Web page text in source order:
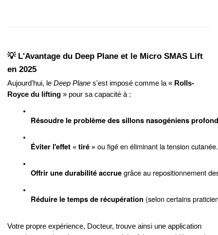
💡 L'Avantage du Deep Plane et le Micro SMAS Lift
en 2025
Aujourd'hui, le Deep Plane s'est imposé comme la « Rolls-
Royce du lifting » pour sa capacité à :
Résoudre le problème des sillons nasogéniens
Éviter l'effet « tiré » ou figé en éliminant la tension cutanée.
Offrir une durabilité accrue grâce au repositionnement
Réduire le temps de récupération (selon certains
Votre propre expérience, Docteur, trouve ainsi une application